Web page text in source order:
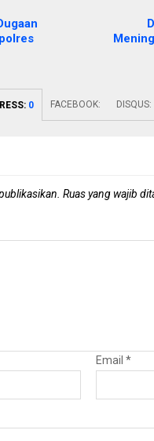
0 FACEBOOK: DISQUS:
Ruas yang wajib
Email *